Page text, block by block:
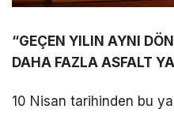
“GEÇEN YILIN AYNI
DAHA FAZLA ASFALT
10 Nisan tarihinden bu